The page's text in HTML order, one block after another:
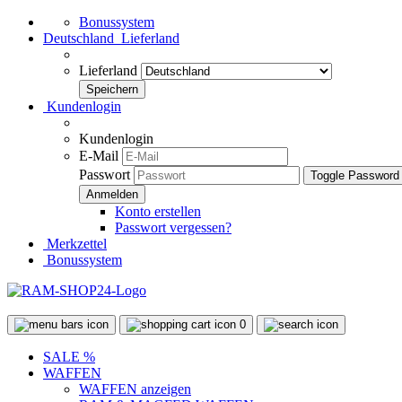
Bonussystem
Deutschland Lieferland
Lieferland
Kundenlogin
Kundenlogin
E-Mail
Passwort
Toggle
Konto erstellen
Passwort vergessen?
Merkzettel
Bonussystem
0
SALE %
WAFFEN
WAFFEN anzeigen